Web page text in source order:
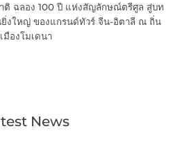
ติ ฉลอง 100 ปี แห่งสัญลักษณ์ตรีศูล สู่บท
ยิ่งใหญ่ ของแกรนด์ทัวร์ จีน-อิตาลี ณ ถิ่น
มืองโมเดนา
News